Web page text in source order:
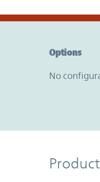
Options
No
Product